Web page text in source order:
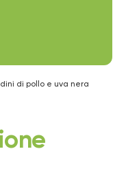
di pollo e uva nera